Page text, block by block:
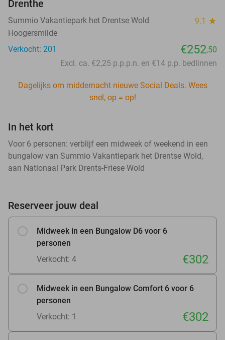
Drenthe
Summio Vakantiepark het Drentse Wold 9.1 star
Hoogersmilde
Verkocht: 201
€252,50
Excl. ca. €2,25 p.p.p.n. en €14 p.p. bedlinnen
Dagelijks om middernacht nieuwe Social Deals. Wees
snel, op = op!
In het kort
Voor 6 personen: verblijf een midweek of weekend in een
bungalow van Summio Vakantiepark het Drentse Wold,
aan Nationaal Park Drents-Friese Wold
Reserveer jouw deal
Midweek in een Bungalow D6 voor 6
personen
Verkocht: 4
€302
Midweek in een Bungalow Comfort 6 voor 6
personen
Verkocht: 1
€302